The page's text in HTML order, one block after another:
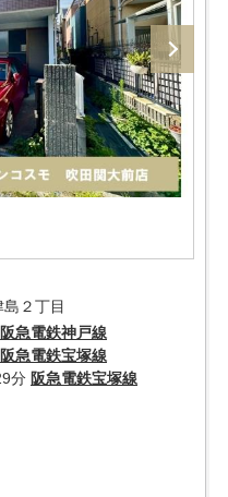
島２丁目
阪急電鉄神戸線
阪急電鉄宝塚線
分 阪急電鉄宝塚線